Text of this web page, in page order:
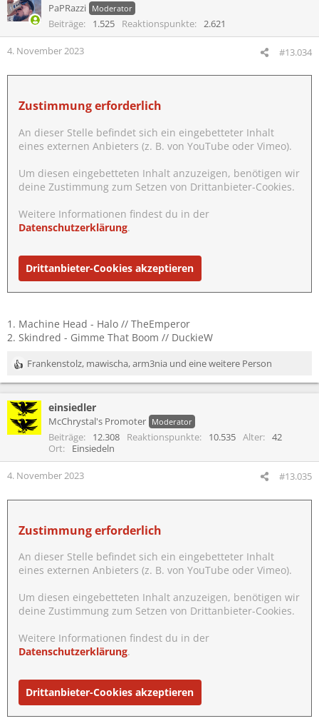
t
i
n
e
PaPRazzi Moderator
Beiträge 1.525 Reaktionspunkte 2.621
4. November 2023 #13.034
Zustimmung erforderlich
An dieser Stelle befindet sich ein eingebetteter Inhalt
eines externen Anbieters (z. B. von YouTube oder Vimeo).
Um diesen eingebetteten Inhalt anzuzeigen, benötigen wir
deine Zustimmung zum Setzen von Drittanbieter-Cookies.
Weitere Informationen findest du in der
Datenschutzerklärung.
Drittanbieter-Cookies akzeptieren
1. Machine Head - Halo // TheEmperor
2. Skindred - Gimme That Boom // DuckieW
R
e
k
t
i
n
:
Frankenstolz, mawischa,arm3nia und eine weitere Person
einsiedler
McChrystal's Promoter Moderator
Beiträge 12.308 Reaktionspunkte 10.535 Alter
42
Ort
Einsiedeln
4. November 2023 #13.035
Zustimmung erforderlich
An dieser Stelle befindet sich ein eingebetteter Inhalt
eines externen Anbieters (z. B. von YouTube oder Vimeo).
Um diesen eingebetteten Inhalt anzuzeigen, benötigen wir
deine Zustimmung zum Setzen von Drittanbieter-Cookies.
Weitere Informationen findest du in der
Datenschutzerklärung.
Drittanbieter-Cookies akzeptieren